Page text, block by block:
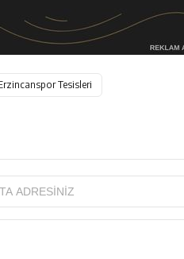
Tesisleri